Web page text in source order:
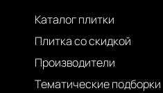
Каталог плитки
Плитка со скидкой
Производители
Тематические подборки